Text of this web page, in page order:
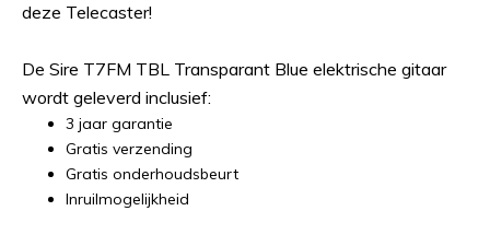
deze Telecaster!
De Sire T7FM TBL Transparant Blue elektrische gitaar
wordt geleverd inclusief:
3 jaar garantie
Gratis verzending
Gratis onderhoudsbeurt
Inruilmogelijkheid